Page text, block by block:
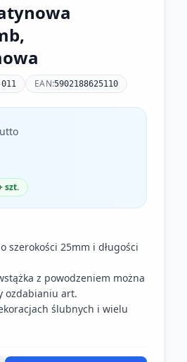
011 EAN:5902188625110
szt.
szerokości 25mm i długości
z powodzeniem można
ozdabianiu art.
ślubnych i wielu